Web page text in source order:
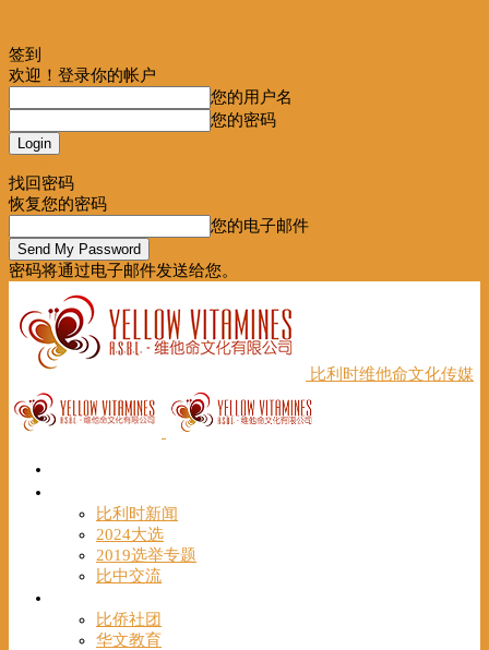
签到
欢迎！登录你的帐户
您的用户名
您的密码
找回密码
恢复您的密码
您的电子邮件
密码将通过电子邮件发送给您。
比利时维他命文化传媒
比利时新闻
2024大选
2019选举专题
比中交流
比侨社团
华文教育